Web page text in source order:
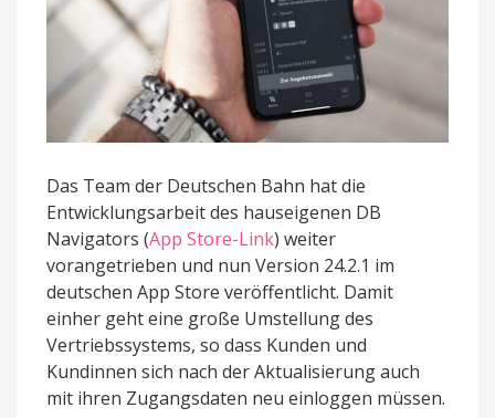
Das Team der Deutschen Bahn hat die
Entwicklungsarbeit des hauseigenen DB
Navigators (App Store-Link) weiter
vorangetrieben und nun Version 24.2.1 im
deutschen App Store veröffentlicht. Damit
einher geht eine große Umstellung des
Vertriebssystems, so dass Kunden und
Kundinnen sich nach der Aktualisierung auch
mit ihren Zugangsdaten neu einloggen müssen.